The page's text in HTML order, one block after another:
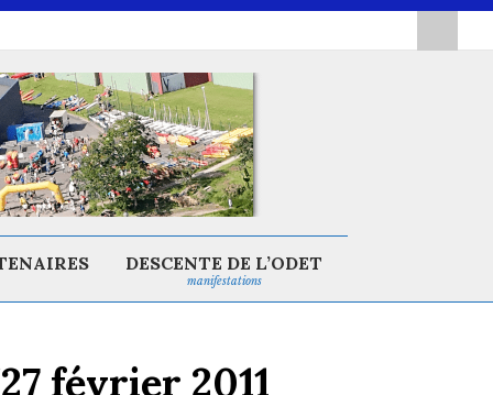
manifestations
DESCENTE DE L’ODET
février 2011